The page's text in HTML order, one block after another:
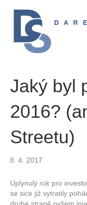
Jaký byl
2016?
Streetu)
8. 4. 2017
Uplynulý rok pro
se sice již vytratily
druhé straně ovšem